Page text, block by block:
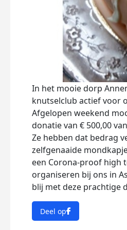
In het mooie dorp
knutselclub actief voor
Afgelopen weekend
donatie van € 500,00
Ze hebben dat bedrag
zelfgenaaide
een Corona-proof high
organiseren bij ons in
blij met deze prachtige
Deel op